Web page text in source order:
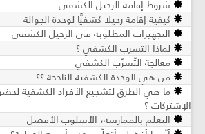
شروط إقامة الرحيل الكشفي
كيفية إقامة رحيلا كشفيًّا لوحدة الجوالة
التجهيزات المطلوبة في الرحيل الكشفي
لماذا التسرب الكشفي ؟
معالجة التّسرّب الكشفي
من هي الوحدة الكشفية الناجحة ؟؟
ما هي الطرق لتشجيع الأفراد الكشفية
الإشتركات ؟
التعلم بالممارسة، الأسلوب الأفضل